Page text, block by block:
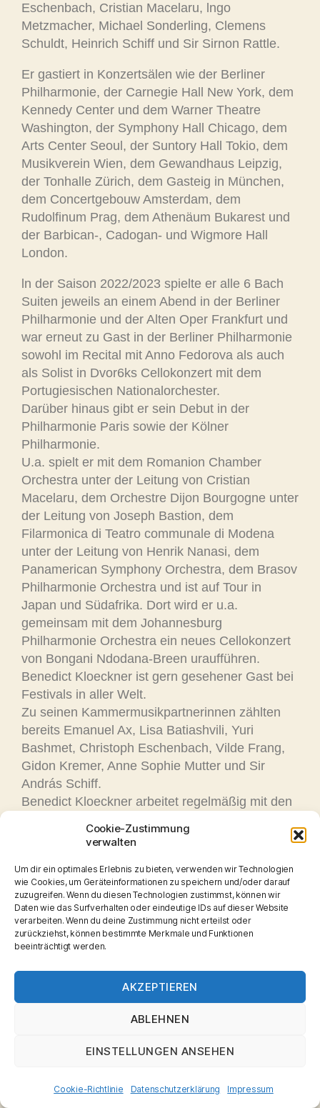
Cookie-Zustimmung
verwalten
Um dir ein optimales Erlebnis zu bieten, verwenden wir Technologien
wie Cookies, um Geräteinformationen zu speichern und/oder darauf
zuzugreifen. Wenn du diesen Technologien zustimmst, können wir
Daten wie das Surfverhalten oder eindeutige IDs auf dieser Website
verarbeiten. Wenn du deine Zustimmung nicht erteilst oder
zurückziehst, können bestimmte Merkmale und Funktionen
beeinträchtigt werden.
AKZEPTIEREN
ABLEHNEN
EINSTELLUNGEN ANSEHEN
Cookie-Richtlinie Datenschutzerklärung Impressum
Eschenbach, Cristian Macelaru, lngo
Metzmacher, Michael Sonderling, Clemens
Schuldt, Heinrich Schiff und Sir Sirnon Rattle.
Er gastiert in Konzertsälen wie der Berliner
Philharmonie, der Carnegie Hall New York, dem
Kennedy Center und dem Warner Theatre
Washington, der Symphony Hall Chicago, dem
Arts Center Seoul, der Suntory Hall Tokio, dem
Musikverein Wien, dem Gewandhaus Leipzig,
der Tonhalle Zürich, dem Gasteig in München,
dem Concertgebouw Amsterdam, dem
Rudolfinum Prag, dem Athenäum Bukarest und
der Barbican-, Cadogan- und Wigmore Hall
London.
ln der Saison 2022/2023 spielte er alle 6 Bach
Suiten jeweils an einem Abend in der Berliner
Philharmonie und der Alten Oper Frankfurt und
war erneut zu Gast in der Berliner Philharmonie
sowohl im Recital mit Anno Fedorova als auch
als Solist in Dvor6ks Cellokonzert mit dem
Portugiesischen Nationalorchester.
Darüber hinaus gibt er sein Debut in der
Philharmonie Paris sowie der Kölner
Philharmonie.
U.a. spielt er mit dem Romanion Chamber
Orchestra unter der Leitung von Cristian
Macelaru, dem Orchestre Dijon Bourgogne unter
der Leitung von Joseph Bastion, dem
Filarmonica di Teatro communale di Modena
unter der Leitung von Henrik Nanasi, dem
Panamerican Symphony Orchestra, dem Brasov
Philharmonie Orchestra und ist auf Tour in
Japan und Südafrika. Dort wird er u.a.
gemeinsam mit dem Johannesburg
Philharmonie Orchestra ein neues Cellokonzert
von Bongani Ndodana-Breen uraufführen.
Benedict Kloeckner ist gern gesehener Gast bei
Festivals in aller Welt.
Zu seinen Kammermusikpartnerinnen zählten
bereits Emanuel Ax, Lisa Batiashvili, Yuri
Bashmet, Christoph Eschenbach, Vilde Frang,
Gidon Kremer, Anne Sophie Mutter und Sir
András Schiff.
Benedict Kloeckner arbeitet regelmäßig mit den
2018 spielte er die Uraufführung von Wolfgang
Im Seoul Arts Center konnte er gemeinsam mit
dem Korean Chamber Orchestra unter der
Leitung von Christoph Pappen Eun Hwa Chos
Cellokonzert zur Uraufführung bringen.
Mit dem Mozarteum Orchester unter Peter Tilling
Erstaufführung von Dai Fujikuras Cellokonzert in
internationalen Presse hoch gelobt und u.a. für
nominiert. Es entstanden Aufnahmen in